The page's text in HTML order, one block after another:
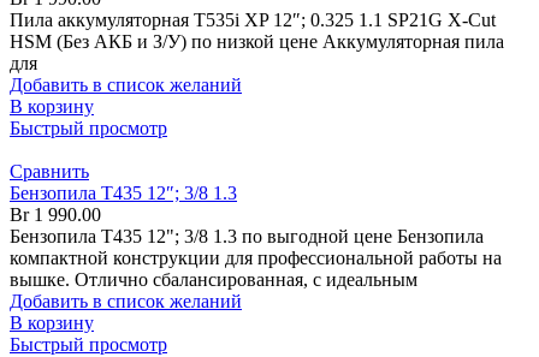
Пила аккумуляторная T535i XP 12″; 0.325 1.1 SP21G X-Cut
HSM (Без АКБ и З/У) по низкой цене Аккумуляторная пила
для
Добавить в список желаний
В корзину
Быстрый просмотр
Сравнить
Бензопила T435 12″; 3/8 1.3
Br1 990.00
Бензопила T435 12"; 3/8 1.3 по выгодной цене Бензопила
компактной конструкции для профессиональной работы на
вышке. Отлично сбалансированная, с идеальным
Добавить в список желаний
В корзину
Быстрый просмотр